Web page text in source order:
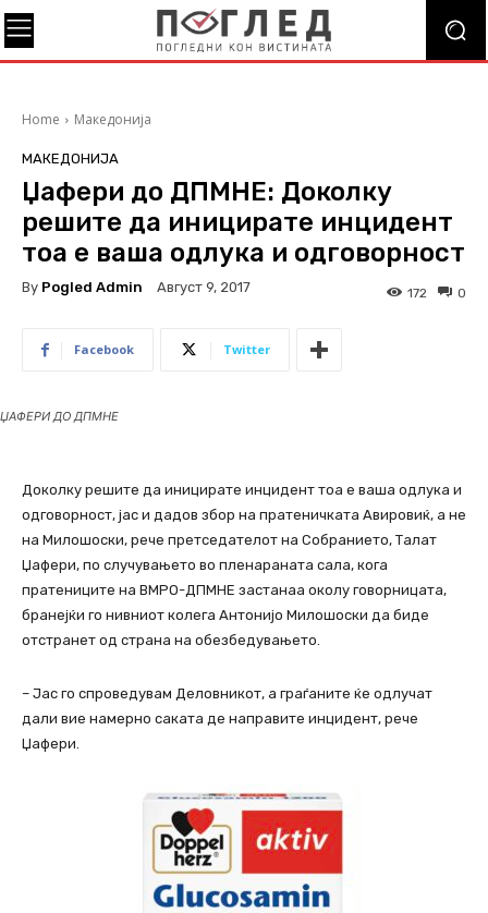
Home Македонија
МАКЕДОНИЈА
Џафери до ДПМНЕ: Доколку
решите да иницирате инцидент
тоа е ваша одлука и одговорност
By Pogled Admin Август 9, 2017 0
172
Facebook Twitter
ЏАФЕРИ ДО ДПМНЕ
Доколку решите да иницирате инцидент тоа е ваша одлука и
одговорност, јас и дадов збор на пратеничката Авировиќ, а не
на Милошоски, рече претседателот на Собранието, Талат
Џафери, по случувањето во пленараната сала, кога
пратениците на ВМРО-ДПМНЕ застанаа околу говорницата,
бранејќи го нивниот колега Антонијо Милошоски да биде
отстранет од страна на обезбедувањето.
– Јас го спроведувам Деловникот, а граѓаните ќе одлучат
дали вие намерно саката де направите инцидент, рече
Џафери.